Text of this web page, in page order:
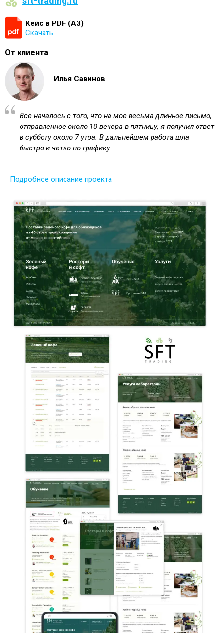
Кейс в PDF (А3)
Скачать
От клиента
Илья Савинов
Все началось с того, что на мое весьма длинное письмо,
отправленное около 10 вечера в пятницу, я получил ответ
в субботу около 7 утра. В дальнейшем работа шла
быстро и четко по графику
Подробное описание проекта